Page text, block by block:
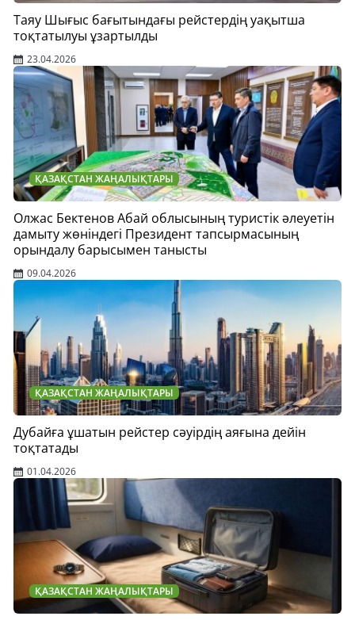
Таяу Шығыс бағытындағы рейстердің уақытша
тоқтатылуы ұзартылды
23.04.2026
ҚАЗАҚСТАН ЖАҢАЛЫҚТАРЫ
Олжас Бектенов Абай облысының туристік әлеуетін
дамыту жөніндегі Президент тапсырмасының
орындалу барысымен танысты
09.04.2026
ҚАЗАҚСТАН ЖАҢАЛЫҚТАРЫ
Дубайға ұшатын рейстер сәуірдің аяғына дейін
тоқтатады
01.04.2026
ҚАЗАҚСТАН ЖАҢАЛЫҚТАРЫ